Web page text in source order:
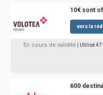
10€ sont
vers la
En cours de validité | Utilisé
600